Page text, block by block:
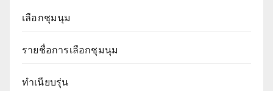
เลือกชุมนุม
รายชื่อการเลือกชุมนุม
ทำเนียบรุ่น